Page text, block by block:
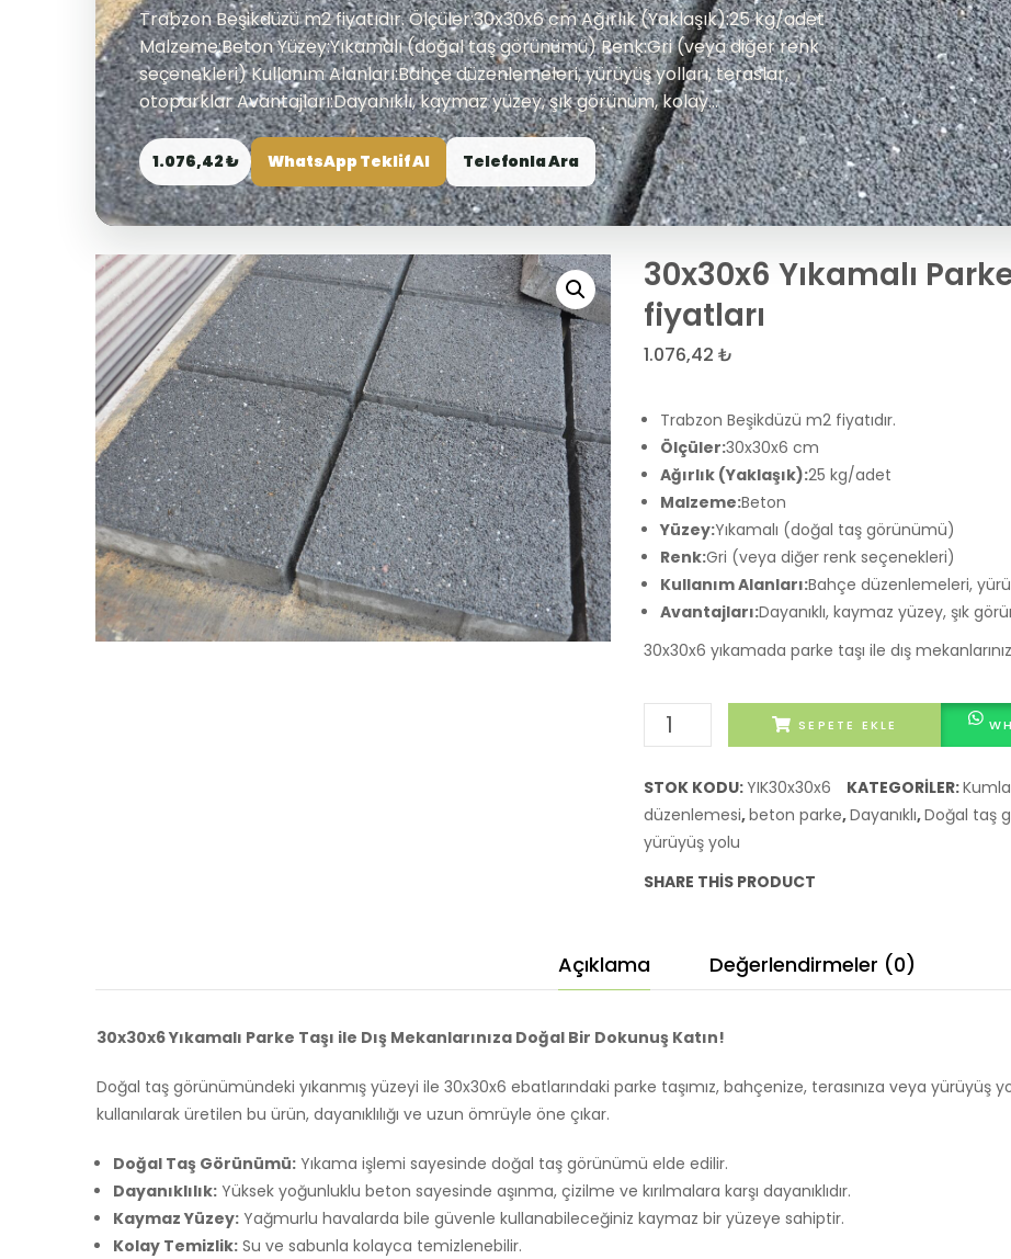
Trabzon Beşikdüzü m2 fiyatıdır. Ölçüler:30x30x6 cm Ağırlık (Yaklaşık):25 kg/adet
Malzeme:Beton Yüzey:Yıkamalı (doğal taş görünümü) Renk:Gri (veya diğer renk
seçenekleri) Kullanım Alanları:Bahçe düzenlemeleri, yürüyüş yolları, teraslar,
otoparklar Avantajları:Dayanıklı, kaymaz yüzey, şık görünüm, kolay...
1.076,42 ₺ WhatsApp Teklif Al Telefonla Ara
30x30x6 Yıkamalı
fiyatları
1.076,42 ₺
Trabzon Beşikdüzü m2 fiyatıdır.
Ölçüler:30x30x6 cm
Ağırlık (Yaklaşık):25 kg/adet
Malzeme:Beton
Yüzey:Yıkamalı (doğal taş görünümü)
Renk:Gri (veya diğer renk seçenekleri)
Kullanım Alanları:Bahçe düzenlemeleri,
Avantajları:Dayanıklı, kaymaz yüzey, şık
30x30x6 yıkamada parke taşı ile dış
30x30x6
Yıkamalı
Taşı
Trabzon
m2
fiyatları
SEPETE EKLE
STOK KODU:YIK30x30x6 KATEGORILER:
düzenlemesi,beton parke,Dayanıklı,Doğal taş
yürüyüş yolu
SHARE THIS PRODUCT
Açıklama Değerlendirmeler (0)
30x30x6 Yıkamalı Parke Taşı ile Dış Mekanlarınıza Doğal Bir Dokunuş Katın!
Doğal taş görünümündeki yıkanmış yüzeyi ile 30x30x6 ebatlarındaki parke taşımız, bahçenize, terasınıza veya yürüyüş
kullanılarak üretilen bu ürün, dayanıklılığı ve uzun ömrüyle öne çıkar.
Doğal Taş Görünümü: Yıkama işlemi sayesinde doğal taş görünümü elde edilir.
Dayanıklılık: Yüksek yoğunluklu beton sayesinde aşınma, çizilme ve kırılmalara karşı dayanıklıdır.
Kaymaz Yüzey: Yağmurlu havalarda bile güvenle kullanabileceğiniz kaymaz bir yüzeye sahiptir.
Kolay Temizlik: Su ve sabunla kolayca temizlenebilir.